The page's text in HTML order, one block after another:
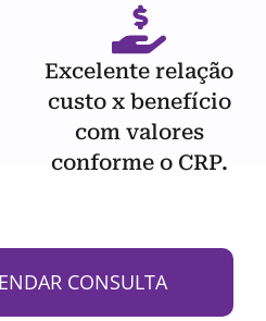
Excelente relação
custo x benefício
com valores
conforme o CRP.
CONSULTA